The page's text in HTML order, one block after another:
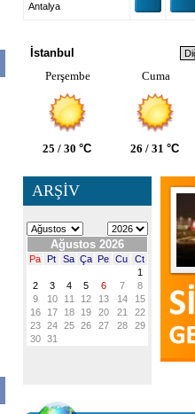
Antalya
İstanbul
Perşembe
Cuma
25 / 30 °C 26 / 31 °C
ARŞİV